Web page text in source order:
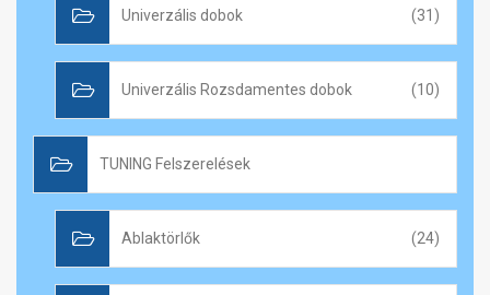
Univerzális dobok (31)
Univerzális Rozsdamentes dobok (10)
TUNING Felszerelések
Ablaktörlők (24)